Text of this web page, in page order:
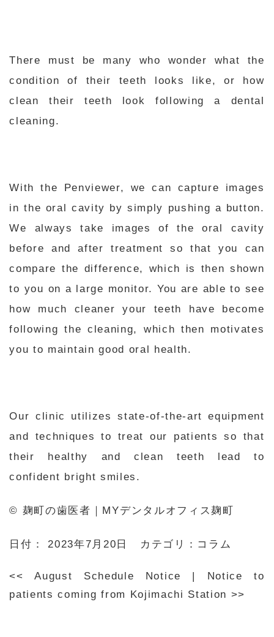
There must be many who wonder what the
condition of their teeth looks like, or how
clean their teeth look following a dental
cleaning.
With the Penviewer, we can capture images
in the oral cavity by simply pushing a button.
We always take images of the oral cavity
before and after treatment so that you can
compare the difference, which is then shown
to you on a large monitor. You are able to see
how much cleaner your teeth have become
following the cleaning, which then motivates
you to maintain good oral health.
Our clinic utilizes state-of-the-art equipment
and techniques to treat our patients so that
their healthy and clean teeth lead to
confident bright smiles.
© 麹町の歯医者｜MYデンタルオフィス麹町
日付： 2023年7月20日 カテゴリ： コラム
<< August Schedule Notice
Notice to
patients coming from Kojimachi Station >>